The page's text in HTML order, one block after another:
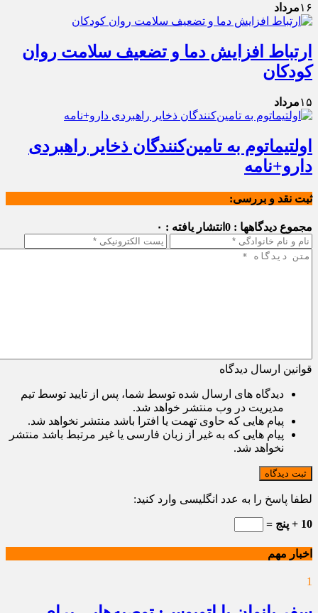
۱۶مرداد
ارتباط افزایش دما و تضعیف سلامت روان
کودکان
۱۵مرداد
اولتیماتوم به تامین‌کنندگان ذخایر راهبردی
دارو+نامه
ثبت نقد و بررسی:
مجموع دیدگاهها : 0 انتشار یافته : ۰
قوانین ارسال دیدگاه
دیدگاه های ارسال شده توسط شما، پس از تایید توسط تیم
مدیریت در وب منتشر خواهد شد.
پیام هایی که حاوی تهمت یا افترا باشد منتشر نخواهد شد.
پیام هایی که به غیر از زبان فارسی یا غیر مرتبط باشد منتشر
نخواهد شد.
ثبت دیدگاه
لطفا پاسخ را به عدد انگلیسی وارد کنید:
10 + پنج =
اخبار مهم
1